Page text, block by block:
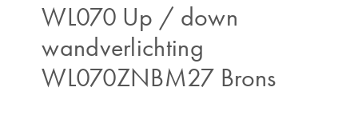
WL070 Up / down
wandverlichting
WL070ZNBM27 Brons